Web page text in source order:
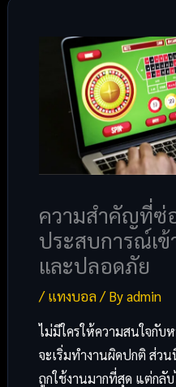
ความสำคัญที่ซ่
ประสบการณ์เ
และปลอดภัย
/แทงบอล/ Byadmin
ไม่มีใครให้ความสนใจกับ
จะเริ่มทำงานผิดปกติ ส่ว
ถูกใช้งานมากที่สุด แต่กลั